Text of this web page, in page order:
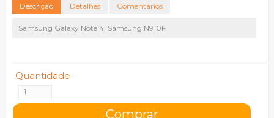
Descrição Detalhes Comentários
Samsung Galaxy Note 4, Samsung N910F
Quantidade